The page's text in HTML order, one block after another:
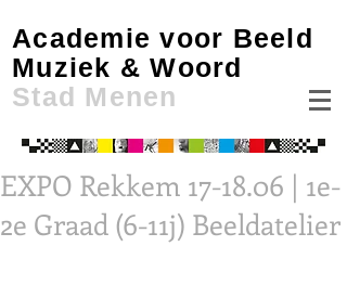
Academie voor Beeld
Muziek & Woord
Stad Menen
EXPO Rekkem 17-18.06 | 1e-
2e Graad (6-11j) Beeldatelier